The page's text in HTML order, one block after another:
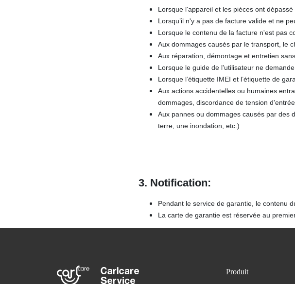
Lorsque l'appareil et les pièces ont
Lorsqu’il n'y a pas de facture valide et ne
Lorsque le contenu de la facture n'est pas
Aux dommages causés par le transport, le
Aux réparation, démontage et entretien
Lorsque le guide de l'utilisateur ne demande
Lorsque l’étiquette IMEI et l’étiquette de
Aux actions accidentelles ou humaines
dommages, discordance de tension d'entrée.
Aux pannes ou dommages causés par des
terre, une inondation, etc.)
3. Notification:
Pendant le service de garantie, le contenu
La carte de garantie est réservée au
Produit